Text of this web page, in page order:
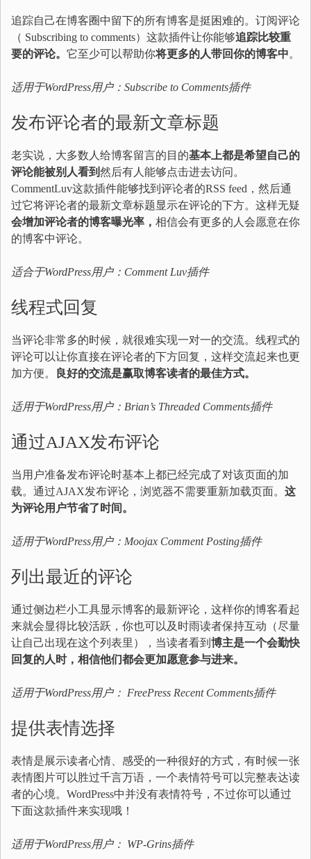
追踪自己在博客圈中留下的所有博客是挺困难的。订阅评论
（ Subscribing to comments）这款插件让你能够追踪比较重
要的评论。 它至少可以帮助你将更多的人带回你的博客中。
适用于WordPress用户： Subscribe to Comments插件
发布评论者的最新文章标题
老实说，大多数人给博客留言的目的基本上都是希望自己的
评论能被别人看到然后有人能够点击进去访问。
CommentLuv这款插件能够找到评论者的RSS feed，然后通
过它将评论者的最新文章标题显示在评论的下方。这样无疑
会增加评论者的博客曝光率， 相信会有更多的人会愿意在你
的博客中评论。
适合于WordPress用户： Comment Luv插件
线程式回复
当评论非常多的时候，就很难实现一对一的交流。线程式的
评论可以让你直接在评论者的下方回复，这样交流起来也更
加方便。
良好的交流是赢取博客读者的最佳方式。
适用于WordPress用户： Brian’s Threaded Comments插件
通过AJAX发布评论
当用户准备发布评论时基本上都已经完成了对该页面的加
载。通过AJAX发布评论，浏览器不需要重新加载页面。 这
为评论用户节省了时间。
适用于WordPress用户： Moojax Comment Posting插件
列出最近的评论
通过侧边栏小工具显示博客的最新评论，这样你的博客看起
来就会显得比较活跃，你也可以及时雨读者保持互动（尽量
让自己出现在这个列表里），当读者看到 博主是一个会勤快
回复的人时，相信他们都会更加愿意参与进来。
适用于WordPress用户： FreePress Recent Comments插件
提供表情选择
表情是展示读者心情、感受的一种很好的方式，有时候一张
表情图片可以胜过千言万语，一个表情符号可以完整表达读
者的心境。WordPress中并没有表情符号，不过你可以通过
下面这款插件来实现哦！
适用于WordPress用户： WP-Grins插件